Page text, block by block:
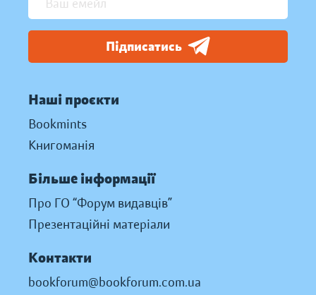
Підписатись
Наші проєкти
Bookmints
Книгоманія
Більше інформації
Про ГО “Форум видавців”
Презентаційні матеріали
Контакти
bookforum@bookforum.com.ua